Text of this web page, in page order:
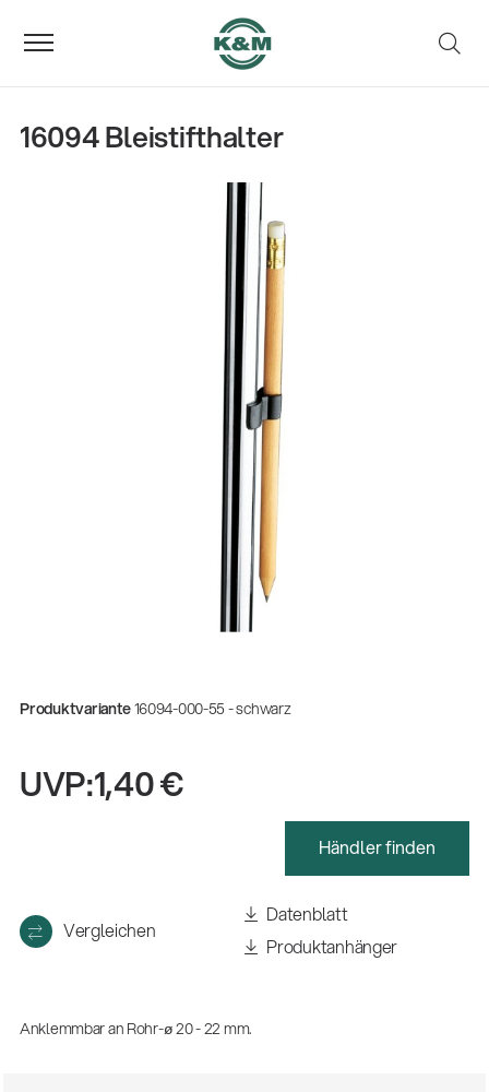
16094 Bleistifthalter
Produktvariante16094-000-55 - schwarz
UVP:1,40 €
Händler finden
Vergleichen
Datenblatt
Produktanhänger
Anklemmbar an Rohr-ø 20 - 22 mm.